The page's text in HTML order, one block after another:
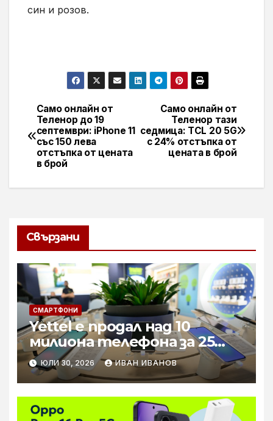
син и розов.
Навигация
Само онлайн от
Теленор тази
седмица: TCL 20 5G
с 24% отстъпка от
цената в брой
Само онлайн от
Теленор до 19
септември: iPhone 11
със 150 лева
отстъпка от цената
в брой
Свързани
СМАРТФОНИ
Yettel е продал над 10
милиона телефона за 25
години
ЮЛИ 30, 2026 ИВАН ИВАНОВ